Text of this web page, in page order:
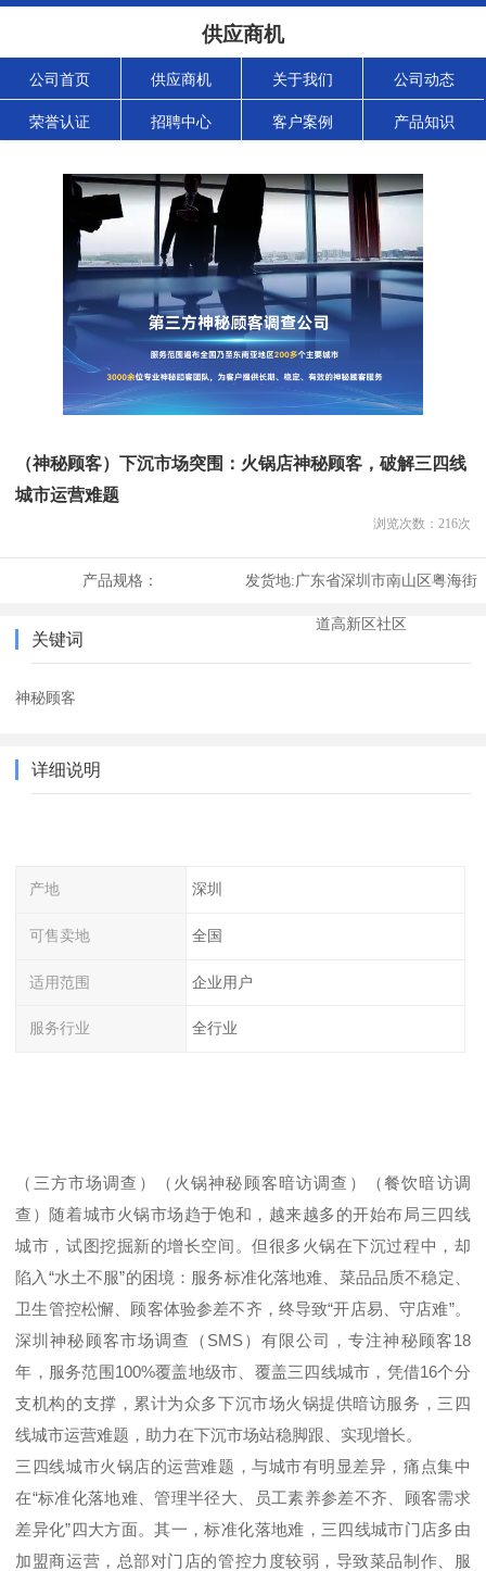
供应商机
公司首页 供应商机 关于我们 公司动态
荣誉认证 招聘中心 客户案例 产品知识
（神秘顾客）下沉市场突围：火锅店神秘顾客，破解三四线
城市运营难题
浏览次数： 216次
产品规格： 发货地:广东省深圳市南山区粤海街
道高新区社区
关键词
神秘顾客
详细说明
产地 深圳
可售卖地 全国
适用范围 企业用户
服务行业 全行业
（ 三方市场调查 ）（ 火锅神秘顾客暗访调查 ）（餐饮暗访调
查 ） 随着城市火锅市场趋于饱和，越来越多的开始布局三四线
城市，试图挖掘新的增长空间。但很多火锅在下沉过程中，却
陷入 “水土不服”的困境：服务标准化落地难、菜品品质不稳定、
卫生管控松懈、顾客体验参差不齐，终导致“开店易、守店难”。
深圳神秘顾客市场调查（ SMS）有限公司，专注神秘顾客18
年，服务范围 100%覆盖地级市、 覆盖三四线城市，凭借16个分
支机构的支撑，累计为众多下沉市场火锅提供暗访服务，三四
线城市运营难题，助力在下沉市场站稳脚跟、实现增长。
三四线城市火锅店的运营难题，与城市有明显差异，痛点集中
在“标准化落地难、管理半径大、员工素养参差不齐、顾客需求
差异化” 四大方面。其一，标准化落地难，三四线城市门店多由
加盟商运营，总部对门店的管控力度较弱，导致菜品制作、服